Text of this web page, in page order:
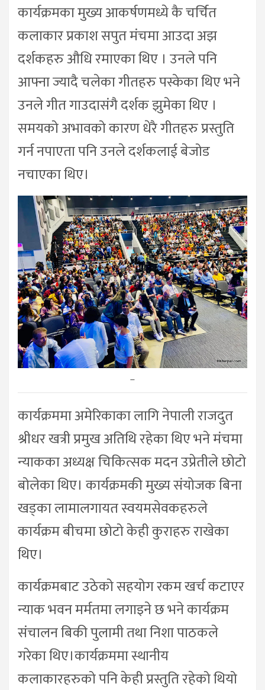
कार्यक्रमका मुख्य आकर्षणमध्ये कै चर्चित
कलाकार प्रकाश सपुत मंचमा आउदा अझ
दर्शकहरु औधि रमाएका थिए । उनले पनि
आफ्ना ज्यादै चलेका गीतहरु पस्केका थिए भने
उनले गीत गाउदासंगै दर्शक झुमेका थिए ।
समयको अभावको कारण धेरै गीतहरु प्रस्तुति
गर्न नपाएता पनि उनले दर्शकलाई बेजोड
नचाएका थिए।
–
कार्यक्रममा अमेरिकाका लागि नेपाली राजदुत
श्रीधर खत्री प्रमुख अतिथि रहेका थिए भने मंचमा
न्याकका अध्यक्ष चिकित्सक मदन उप्रेतीले छोटो
बोलेका थिए। कार्यक्रमकी मुख्य संयोजक बिना
खड्का लामालगायत स्वयमसेवकहरुले
कार्यक्रम बीचमा छोटो केही कुराहरु राखेका
थिए।
कार्यक्रमबाट उठेको सहयोग रकम खर्च कटाएर
न्याक भवन मर्मतमा लगाइने छ भने कार्यक्रम
संचालन बिकी पुलामी तथा निशा पाठकले
गरेका थिए।कार्यक्रममा स्थानीय
कलाकारहरुको पनि केही प्रस्तुति रहेको थियो